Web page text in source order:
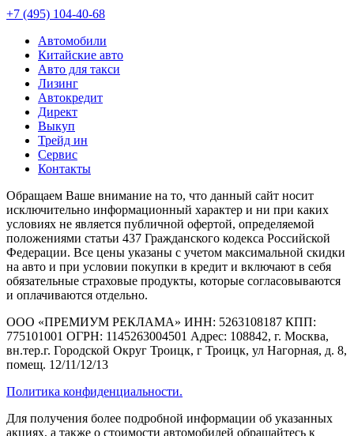
+7 (495) 104-40-68
Автомобили
Китайские авто
Авто для такси
Лизинг
Автокредит
Директ
Выкуп
Трейд ин
Сервис
Контакты
Обращаем Ваше внимание на то, что данный сайт носит
исключительно информационный характер и ни при каких
условиях не является публичной офертой, определяемой
положениями статьи 437 Гражданского кодекса Российской
Федерации. Все цены указаны с учетом максимальной скидки
на авто и при условии покупки в кредит и включают в себя
обязательные страховые продукты, которые согласовываются
и оплачиваются отдельно.
ООО «ПРЕМИУМ РЕКЛАМА» ИНН: 5263108187 КПП:
775101001 ОГРН: 1145263004501 Адрес: 108842, г. Москва,
вн.тер.г. Городской Округ Троицк, г Троицк, ул Нагорная, д. 8,
помещ. 12/11/12/13
Политика конфиденциальности.
Для получения более подробной информации об указанных
акциях, а также о стоимости автомобилей обращайтесь к